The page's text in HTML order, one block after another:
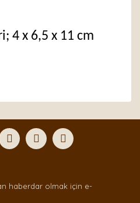
4 x 6,5 x 11 cm
Yaz
iletebilirsiniz.
ederiz.
bilgiler bulunuyor.
haberdar olmak için e-